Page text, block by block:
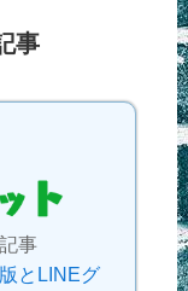
事
事
とLINEグ